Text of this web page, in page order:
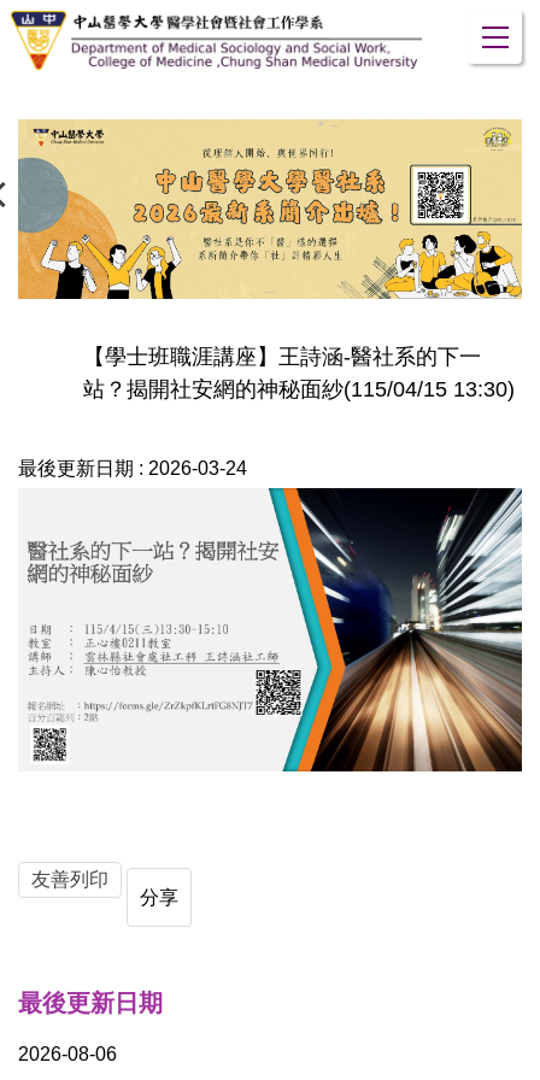
跳
到
容
區
【學士班職涯講座】王詩涵-醫社系的下一
站？揭開社安網的神秘面紗(115/04/15 13:30)
最後更新日期 : 2026-03-24
友善列印
分享
最後更新日期
2026-08-06